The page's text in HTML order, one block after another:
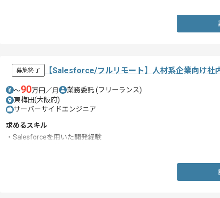
募集終了 【Salesforce/フルリモート】人材系企業向け社
〜90万円／月 業務委託 (フリーランス)
東梅田(大阪府)
サーバーサイドエンジニア
求めるスキル
・Salesforceを用いた開発経験